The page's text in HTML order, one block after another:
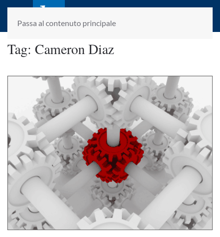
Passa al contenuto principale
laletteraturaenoi.it
fondato da Romano Luperini
Tag: Cameron Diaz